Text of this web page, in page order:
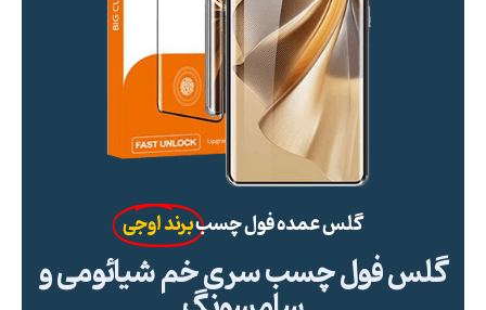
گلس عمده فول چسببرند اوجی
گلس فول چسب سری خم شیائومی و